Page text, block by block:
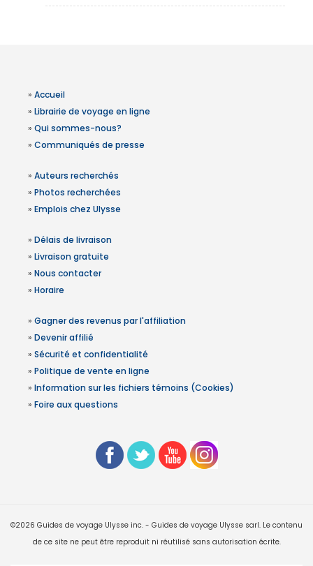
» Accueil
» Librairie de voyage en ligne
» Qui sommes-nous?
» Communiqués de presse
» Auteurs recherchés
» Photos recherchées
» Emplois chez Ulysse
» Délais de livraison
» Livraison gratuite
» Nous contacter
» Horaire
» Gagner des revenus par l'affiliation
» Devenir affilié
» Sécurité et confidentialité
» Politique de vente en ligne
» Information sur les fichiers témoins (Cookies)
» Foire aux questions
©2026 Guides de voyage Ulysse inc. - Guides de voyage Ulysse sarl. Le contenu
de ce site ne peut être reproduit ni réutilisé sans autorisation écrite.